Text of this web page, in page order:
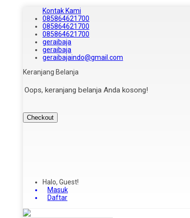
Kontak Kami
085864621700
085864621700
085864621700
geraibaja
geraibaja
geraibajaindo@gmail.com
Keranjang Belanja
Oops, keranjang belanja Anda kosong!
Checkout
Halo, Guest!
Masuk
Daftar